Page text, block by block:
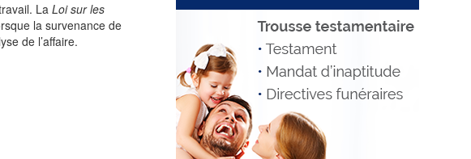
La Loi sur les
la survenance de
de l’affaire.